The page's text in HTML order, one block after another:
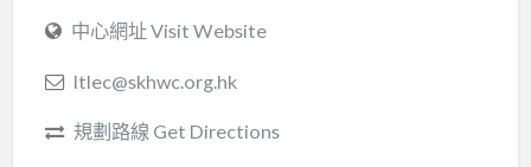
中心網址 Visit Website
ltlec@skhwc.org.hk
規劃路線 Get Directions